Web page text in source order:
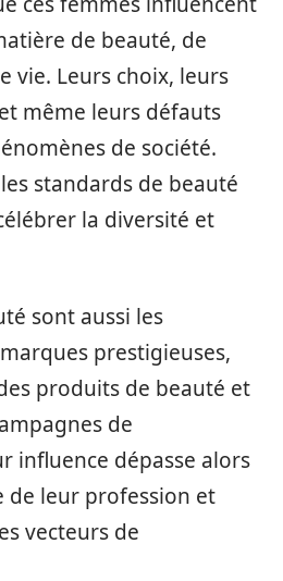
de beauté, de
vie. Leurs choix, leurs
même leurs défauts
de société.
standards de beauté
la diversité et
sont aussi les
prestigieuses,
produits de beauté et
de
influence dépasse alors
de leur profession et
vecteurs de